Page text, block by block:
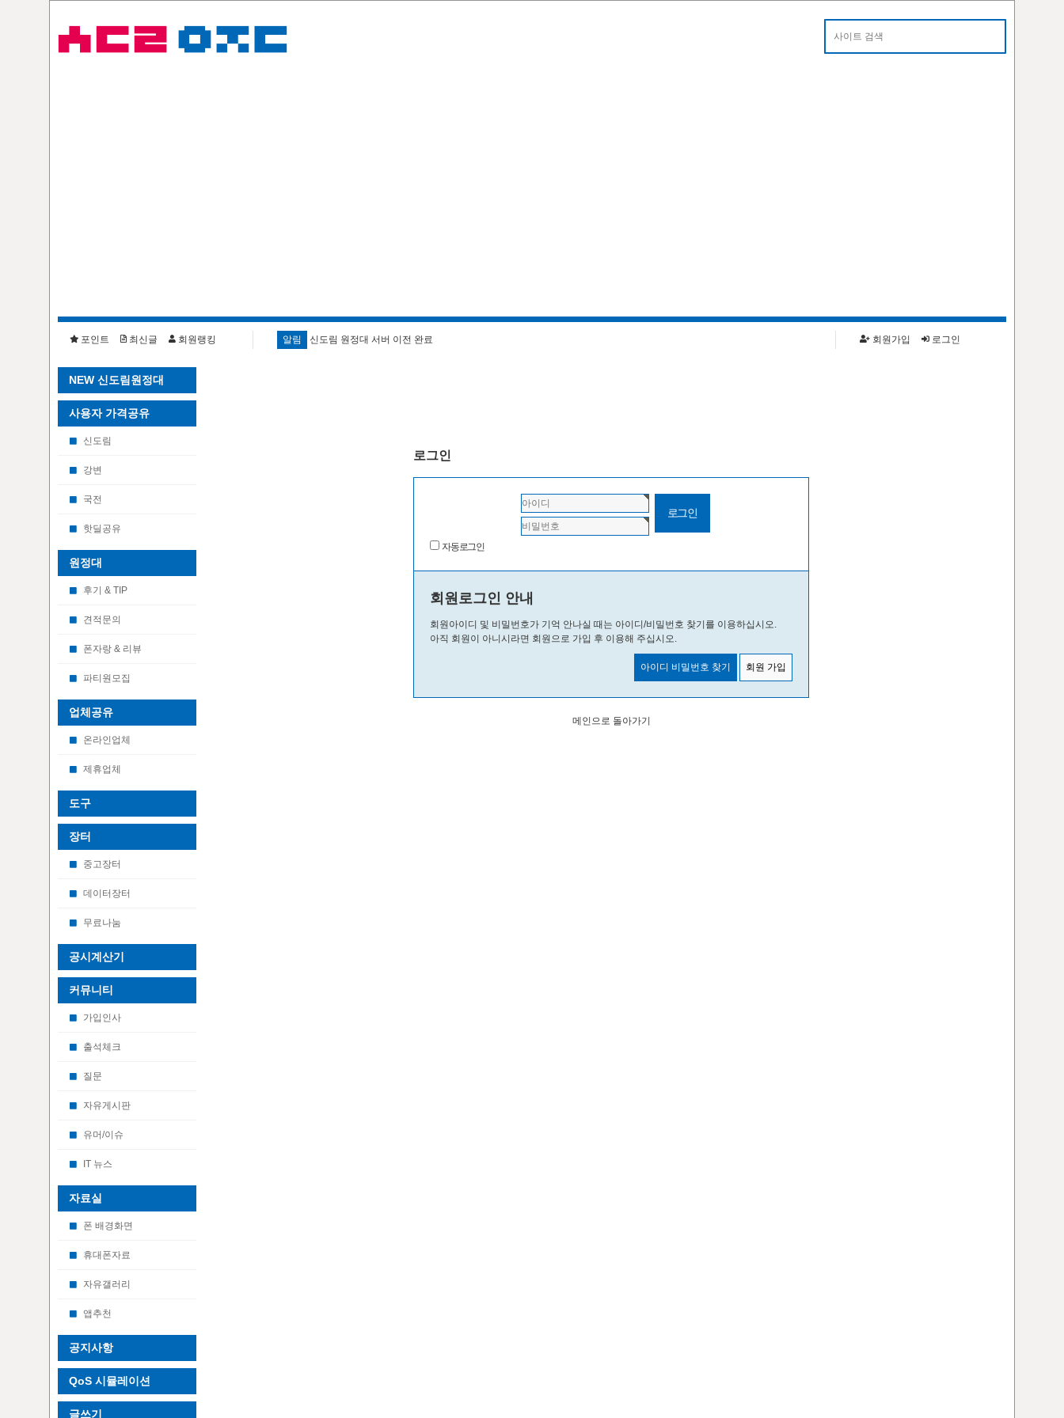
포인트 최신글 회원랭킹 알림 신도림 원정대 서버 이전 완료 카톡으로 대란 알림 받으세요!
회원가입 로그인
NEW 신도림원정대
사용자 가격공유
신도림
강변
국전
핫딜공유
원정대
후기 & TIP
견적문의
폰자랑 & 리뷰
파티원모집
업체공유
온라인업체
제휴업체
도구
장터
중고장터
데이터장터
무료나눔
공시계산기
커뮤니티
가입인사
출석체크
질문
자유게시판
유머/이슈
IT 뉴스
자료실
폰 배경화면
휴대폰자료
자유갤러리
앱추천
공지사항
QoS 시뮬레이션
글쓰기
로그인
자동로그인
회원로그인 안내
회원아이디 및 비밀번호가 기억 안나실 때는 아이디/비밀번호 찾기를 이용하십시오.
아직 회원이 아니시라면 회원으로 가입 후 이용해 주십시오.
아이디 비밀번호 찾기 회원 가입
메인으로 돌아가기